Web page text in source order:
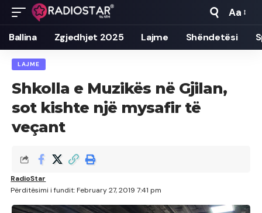
Font
Resizer
Aa
Ballina Zgjedhjet 2025 Lajme Shëndetësi
LAJME
Shkolla e Muzikës në Gjilan,
sot kishte një mysafir të
veçant
Përditësimi i fundit: February 27, 2019 7:41 pm
RadioStar